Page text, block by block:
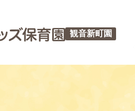
観音新町園